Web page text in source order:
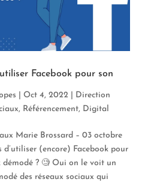
d’outils
Facebook pour son
Oct 4, 2022
Direction
, Référencement, Digital
Marie Brossard – 03 octobre
(encore) Facebook pour
démodé ? 🧐 Oui on le voit un
des réseaux sociaux qui